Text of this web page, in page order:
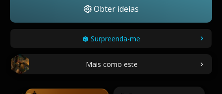
Obter ideias
Surpreenda-me
Mais como este